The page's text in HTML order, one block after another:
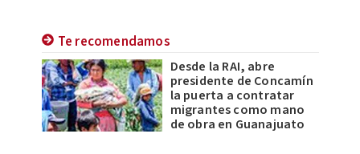
Te recomendamos
Desde la RAI, abre
presidente de Concamín
la puerta a contratar
migrantes como mano
de obra en Guanajuato